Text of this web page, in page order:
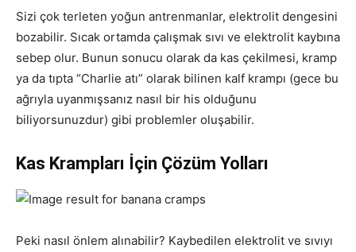
Sizi çok terleten yoğun antrenmanlar, elektrolit dengesini
bozabilir. Sıcak ortamda çalışmak sıvı ve elektrolit kaybına
sebep olur. Bunun sonucu olarak da kas çekilmesi, kramp
ya da tıpta “Charlie atı” olarak bilinen kalf krampı (gece bu
ağrıyla uyanmışsanız nasıl bir his olduğunu
biliyorsunuzdur) gibi problemler oluşabilir.
Kas Krampları İçin Çözüm Yolları
Peki nasıl önlem alınabilir? Kaybedilen elektrolit ve sıvıyı